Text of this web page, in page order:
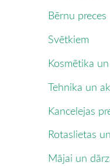
Bērnu preces
Svētkiem
Kosmētika
Tehnika un
Kancelejas
Rotaslietas
Mājai un